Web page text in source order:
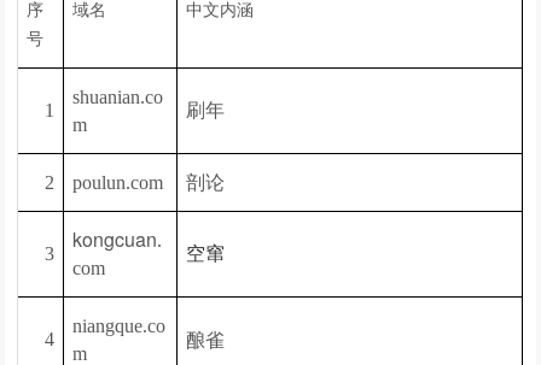
序
号
域名 中文内涵
1
shuanian.co
m
刷年
2 poulun.com 剖论
3
kongcuan.
com
空窜
4
niangque.co
m
酿雀